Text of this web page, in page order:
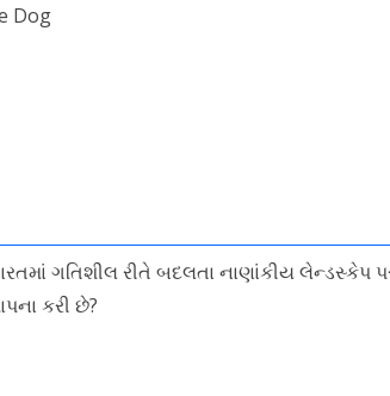
Dog
ગતિશીલ રીતે બદલતા નાણાંકીય લેન્ડસ્કેપ
કરી છે?